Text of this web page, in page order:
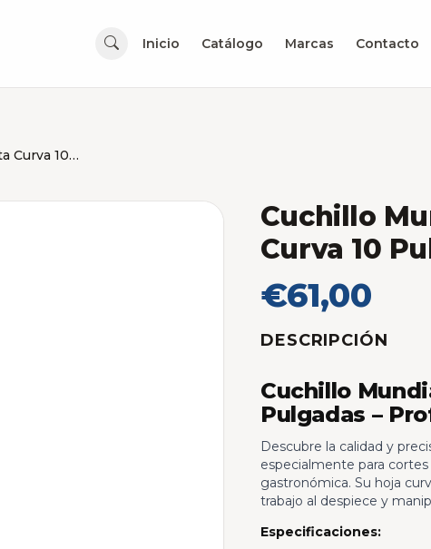
Inicio Catálogo Marcas Contacto
Cuchillo Mundial Carnicero Punta Curva 10 Pulgadas
Cuchillo
Curva 10
€61,00
DESCRIPCIÓN
Cuchillo
Pulgadas –
Descubre la calidad y
especialmente para
gastronómica. Su hoja
trabajo al despiece y
Especificaciones: